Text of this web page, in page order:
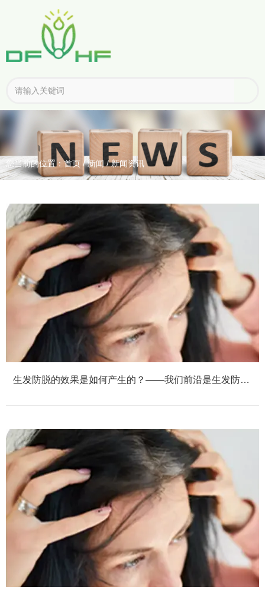
您当前的位置：首页 /新闻 /新闻资讯
生发防脱的效果是如何产生的？——我们前沿是生发防脱